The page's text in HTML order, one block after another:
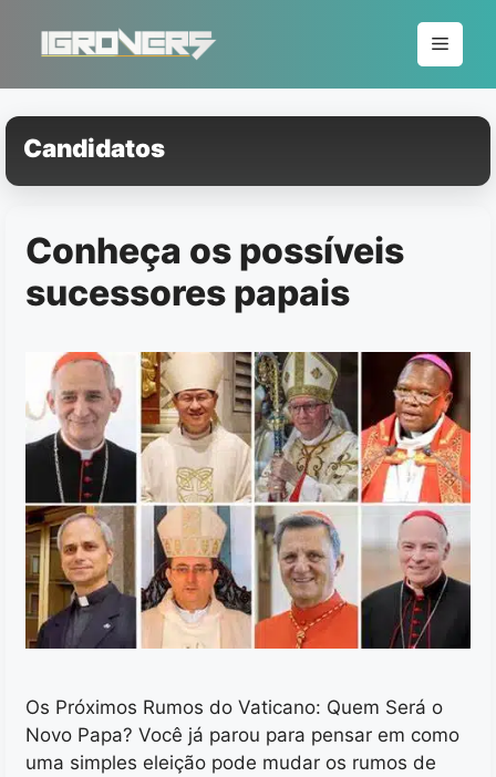
conteúdo
Menu
Candidatos
Conheça os possíveis
sucessores papais
Os Próximos Rumos do Vaticano: Quem Será o
Novo Papa? Você já parou para pensar em como
uma simples eleição pode mudar os rumos de